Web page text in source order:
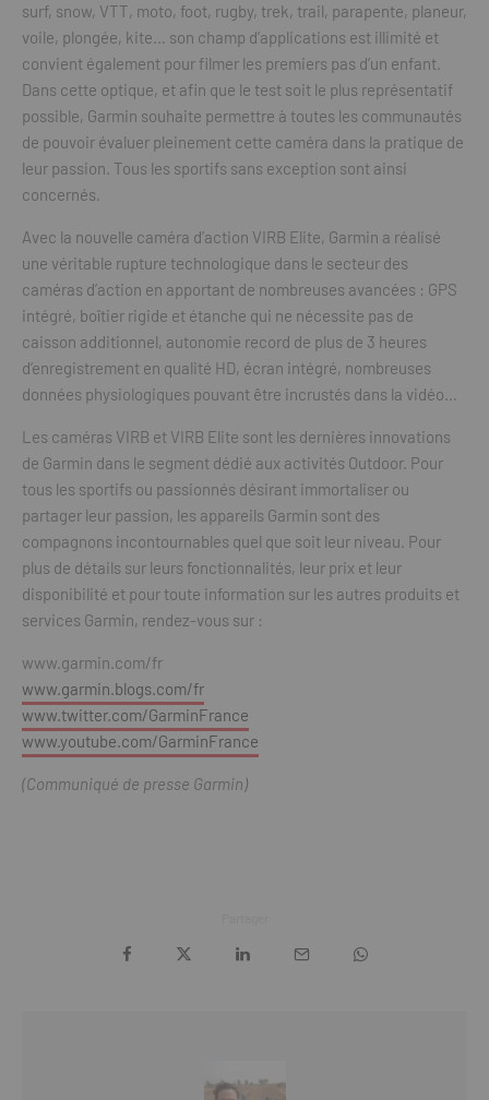
surf, snow, VTT, moto, foot, rugby, trek, trail, parapente, planeur,
voile, plongée, kite… son champ d’applications est illimité et
convient également pour filmer les premiers pas d’un enfant.
Dans cette optique, et afin que le test soit le plus représentatif
possible, Garmin souhaite permettre à toutes les communautés
de pouvoir évaluer pleinement cette caméra dans la pratique de
leur passion. Tous les sportifs sans exception sont ainsi
concernés.
Avec la nouvelle caméra d’action VIRB Elite, Garmin a réalisé
une véritable rupture technologique dans le secteur des
caméras d’action en apportant de nombreuses avancées : GPS
intégré, boîtier rigide et étanche qui ne nécessite pas de
caisson additionnel, autonomie record de plus de 3 heures
d’enregistrement en qualité HD, écran intégré, nombreuses
données physiologiques pouvant être incrustés dans la vidéo…
Les caméras VIRB et VIRB Elite sont les dernières innovations
de Garmin dans le segment dédié aux activités Outdoor. Pour
tous les sportifs ou passionnés désirant immortaliser ou
partager leur passion, les appareils Garmin sont des
compagnons incontournables quel que soit leur niveau. Pour
plus de détails sur leurs fonctionnalités, leur prix et leur
disponibilité et pour toute information sur les autres produits et
services Garmin, rendez-vous sur :
www.garmin.com/fr
www.garmin.blogs.com/fr
www.twitter.com/GarminFrance
www.youtube.com/GarminFrance
(Communiqué de presse Garmin)